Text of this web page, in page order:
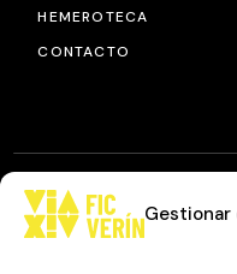
HEMEROTECA
CONTACTO